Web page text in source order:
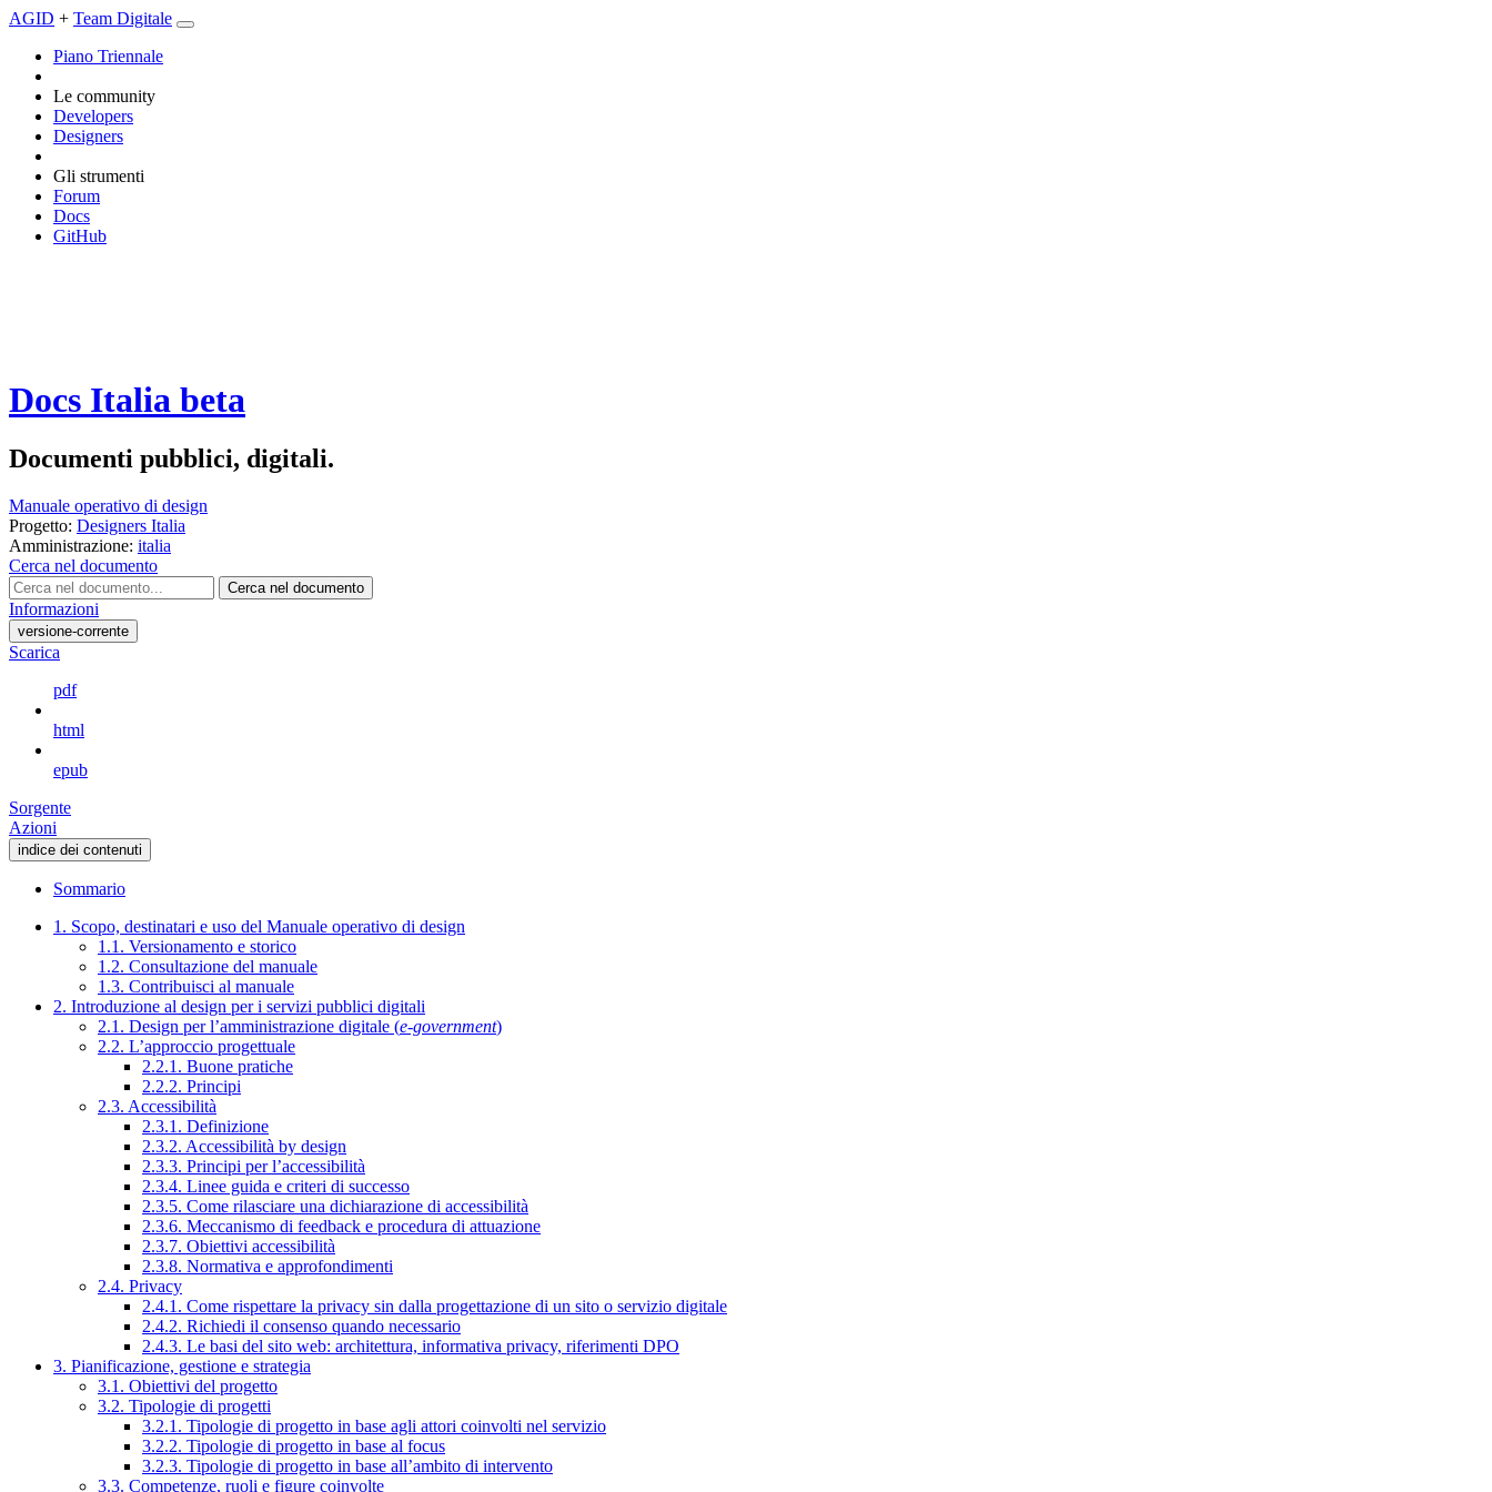
AGID + Team Digitale
Piano Triennale
Le community
Developers
Designers
Gli strumenti
Forum
Docs
GitHub
Docs Italia beta
Documenti pubblici, digitali.
Manuale operativo di design
Progetto: Designers Italia
Amministrazione: italia
Cerca nel documento
Cerca nel documento
Informazioni
versione-corrente
Scarica
pdf
html
epub
Sorgente
Azioni
indice dei contenuti
Sommario
1. Scopo, destinatari e uso del Manuale operativo di design
1.1. Versionamento e storico
1.2. Consultazione del manuale
1.3. Contribuisci al manuale
2. Introduzione al design per i servizi pubblici digitali
2.1. Design per l’amministrazione digitale (e-government)
2.2. L’approccio progettuale
2.2.1. Buone pratiche
2.2.2. Principi
2.3. Accessibilità
2.3.1. Definizione
2.3.2. Accessibilità by design
2.3.3. Principi per l’accessibilità
2.3.4. Linee guida e criteri di successo
2.3.5. Come rilasciare una dichiarazione di accessibilità
2.3.6. Meccanismo di feedback e procedura di attuazione
2.3.7. Obiettivi accessibilità
2.3.8. Normativa e approfondimenti
2.4. Privacy
2.4.1. Come rispettare la privacy sin dalla progettazione di un sito o servizio digitale
2.4.2. Richiedi il consenso quando necessario
2.4.3. Le basi del sito web: architettura, informativa privacy, riferimenti DPO
3. Pianificazione, gestione e strategia
3.1. Obiettivi del progetto
3.2. Tipologie di progetti
3.2.1. Tipologie di progetto in base agli attori coinvolti nel servizio
3.2.2. Tipologie di progetto in base al focus
3.2.3. Tipologie di progetto in base all’ambito di intervento
3.3. Competenze, ruoli e figure coinvolte